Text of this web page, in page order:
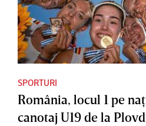
SPORTURI
România, locul 1 pe
canotaj U19 de la